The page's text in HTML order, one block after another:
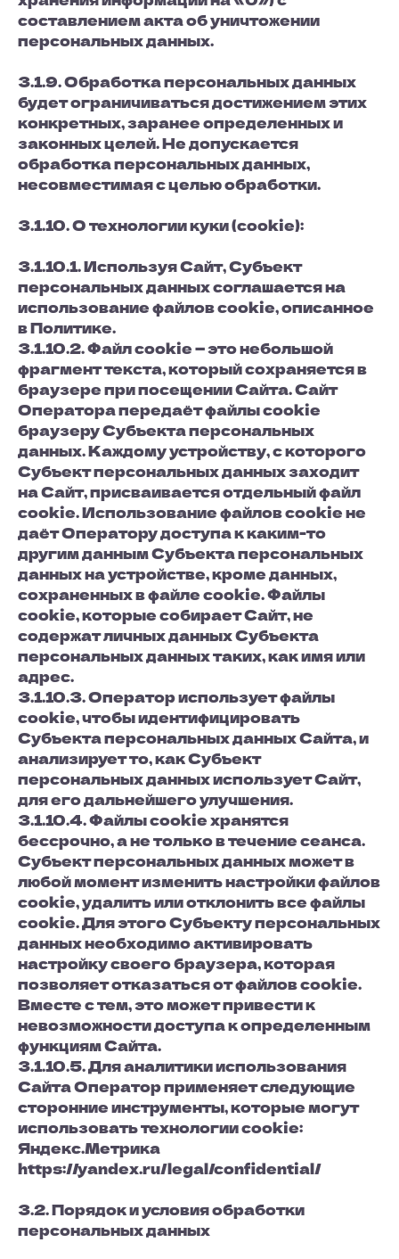
составлением акта об уничтожении
персональных данных.
3.1.9. Обработка персональных данных
будет ограничиваться достижением этих
конкретных, заранее определенных и
законных целей. Не допускается
обработка персональных данных,
несовместимая с целью обработки.
3.1.10. О технологии куки (cookie):
3.1.10.1. Используя Сайт, Субъект
персональных данных соглашается на
использование файлов cookie, описанное
в Политике.
3.1.10.2. Файл cookie — это небольшой
фрагмент текста, который сохраняется в
браузере при посещении Сайта. Сайт
Оператора передаёт файлы cookie
браузеру Субъекта персональных
данных. Каждому устройству, с которого
Субъект персональных данных заходит
на Сайт, присваивается отдельный файл
cookie. Использование файлов cookie не
даёт Оператору доступа к каким-то
другим данным Субъекта персональных
данных на устройстве, кроме данных,
сохраненных в файле cookie. Файлы
cookie, которые собирает Сайт, не
содержат личных данных Субъекта
персональных данных таких, как имя или
адрес.
3.1.10.3. Оператор использует файлы
cookie, чтобы идентифицировать
Субъекта персональных данных Сайта, и
анализирует то, как Субъект
персональных данных использует Сайт,
для его дальнейшего улучшения.
3.1.10.4. Файлы cookie хранятся
бессрочно, а не только в течение сеанса.
Субъект персональных данных может в
любой момент изменить настройки файлов
cookie, удалить или отклонить все файлы
cookie. Для этого Субъекту персональных
данных необходимо активировать
настройку своего браузера, которая
позволяет отказаться от файлов cookie.
Вместе с тем, это может привести к
невозможности доступа к определенным
функциям Сайта.
3.1.10.5. Для аналитики использования
Сайта Оператор применяет следующие
сторонние инструменты, которые могут
использовать технологии cookie:
Яндекс.Метрика
https://yandex.ru/legal/confidential/
3.2. Порядок и условия обработки
персональных данных